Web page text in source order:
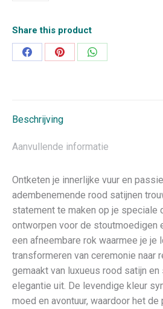
Share this product
Deel
Deel
Deel
Beschrijving
Aanvullende informatie
Ontketen je innerlijke vuur en
adembenemende rood satijnen
statement te maken op je speciale
ontworpen voor de stoutmoedigen
een afneembare rok waarmee je je
transformeren van ceremonie naar
gemaakt van luxueus rood satijn
elegantie uit. De levendige kleur
moed en avontuur, waardoor het